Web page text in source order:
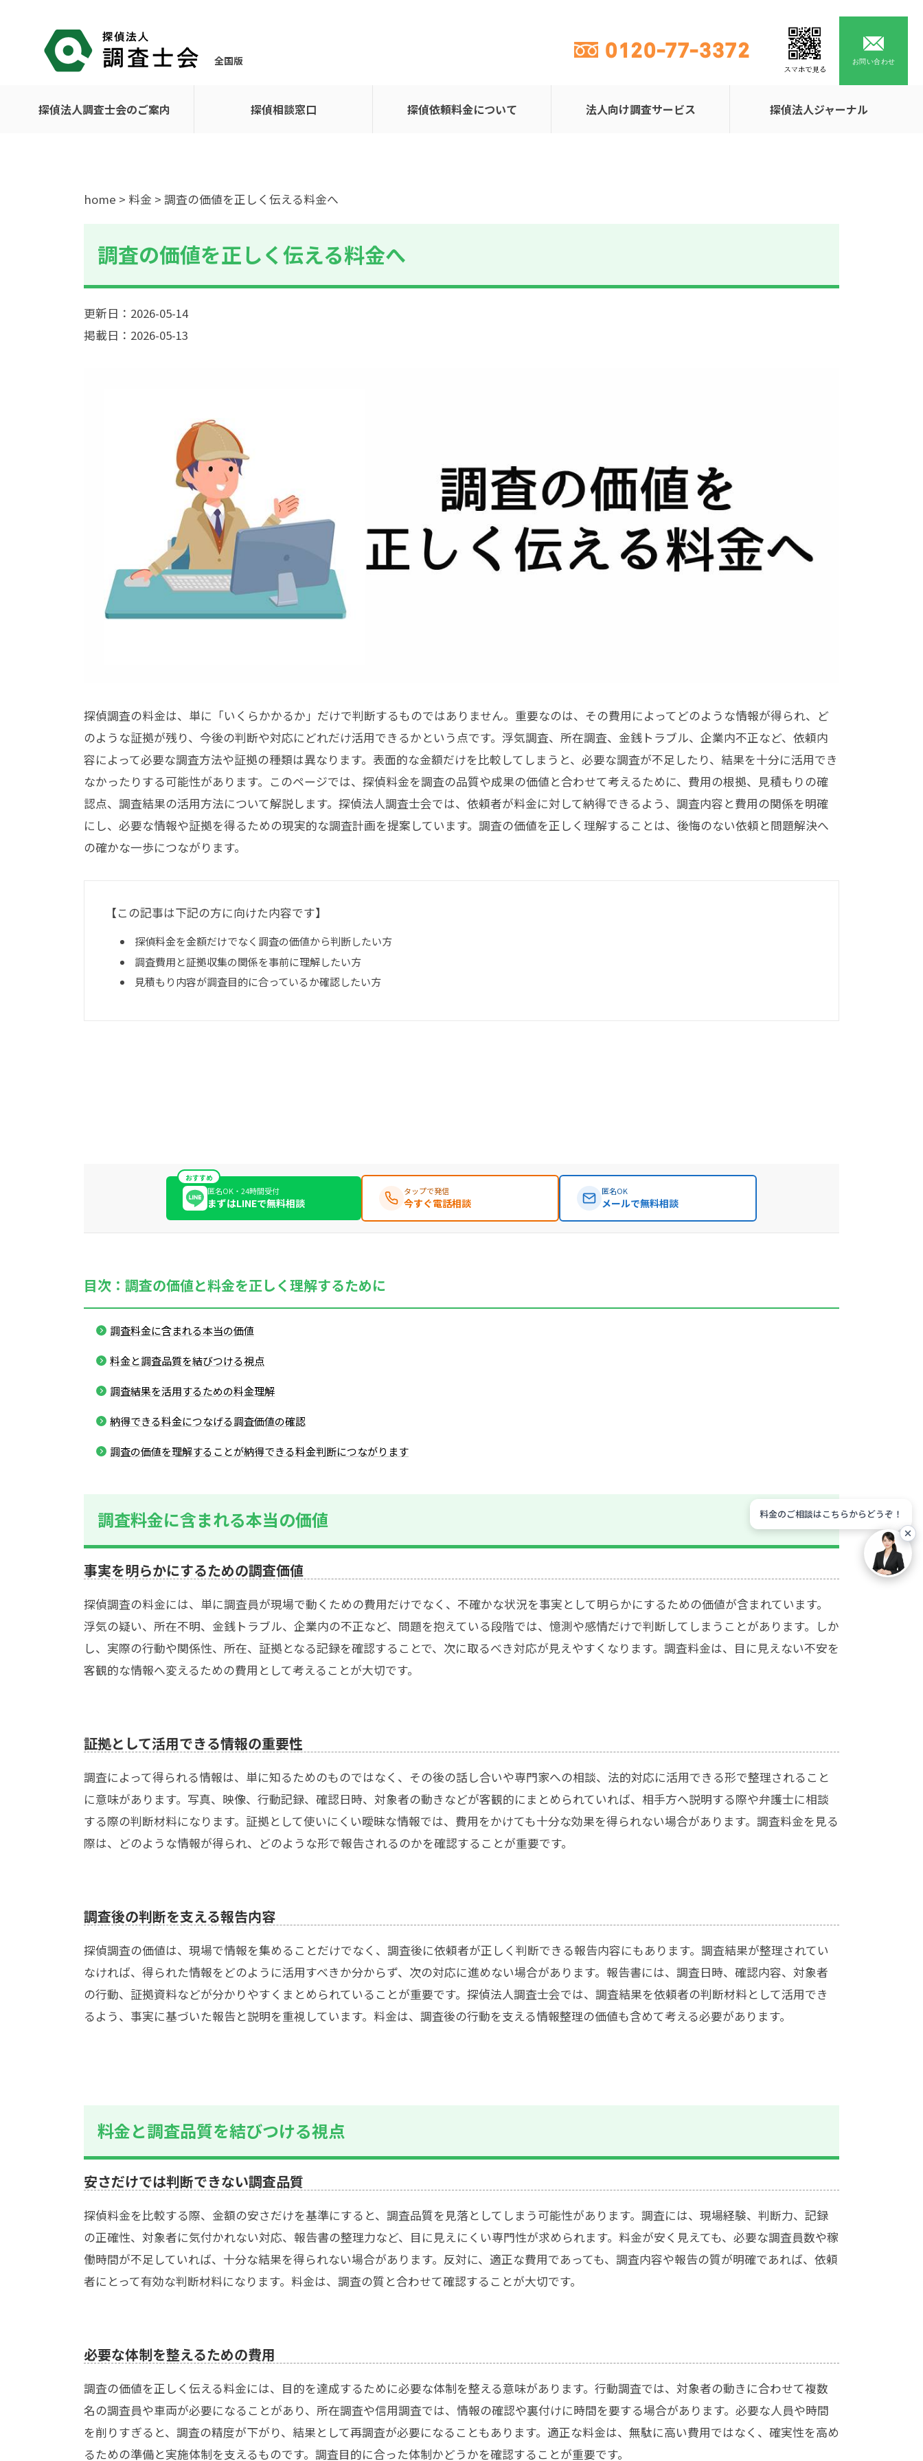
全国版 お問い合わせ
0120-77-3372
探偵法人調査士会のご案内 探偵相談窓口 探偵依頼料金について 法人向け調査サービス 探偵法人ジャーナル
home > 料金 > 調査の価値を正しく伝える料金へ
調査の価値を正しく伝える料金へ
更新日：2026-05-14
掲載日：2026-05-13
探偵調査の料金は、単に「いくらかかるか」だけで判断するものではありません。重要なのは、その費用によってどのような情報が得られ、ど
のような証拠が残り、今後の判断や対応にどれだけ活用できるかという点です。浮気調査、所在調査、金銭トラブル、企業内不正など、依頼内
容によって必要な調査方法や証拠の種類は異なります。表面的な金額だけを比較してしまうと、必要な調査が不足したり、結果を十分に活用でき
なかったりする可能性があります。このページでは、探偵料金を調査の品質や成果の価値と合わせて考えるために、費用の根拠、見積もりの確
認点、調査結果の活用方法について解説します。探偵法人調査士会では、依頼者が料金に対して納得できるよう、調査内容と費用の関係を明確
にし、必要な情報や証拠を得るための現実的な調査計画を提案しています。調査の価値を正しく理解することは、後悔のない依頼と問題解決へ
の確かな一歩につながります。
【この記事は下記の方に向けた内容です】
探偵料金を金額だけでなく調査の価値から判断したい方
調査費用と証拠収集の関係を事前に理解したい方
見積もり内容が調査目的に合っているか確認したい方
おすすめ
匿名OK・24時間受付
まずはLINEで無料相談
タップで発信
今すぐ電話相談
匿名OK
メールで無料相談
目次：調査の価値と料金を正しく理解するために
調査料金に含まれる本当の価値
料金と調査品質を結びつける視点
調査結果を活用するための料金理解
納得できる料金につなげる調査価値の確認
調査の価値を理解することが納得できる料金判断につながります
調査料金に含まれる本当の価値
事実を明らかにするための調査価値
探偵調査の料金には、単に調査員が現場で動くための費用だけでなく、不確かな状況を事実として明らかにするための価値が含まれています。
浮気の疑い、所在不明、金銭トラブル、企業内の不正など、問題を抱えている段階では、憶測や感情だけで判断してしまうことがあります。しか
し、実際の行動や関係性、所在、証拠となる記録を確認することで、次に取るべき対応が見えやすくなります。調査料金は、目に見えない不安を
客観的な情報へ変えるための費用として考えることが大切です。
証拠として活用できる情報の重要性
調査によって得られる情報は、単に知るためのものではなく、その後の話し合いや専門家への相談、法的対応に活用できる形で整理されること
に意味があります。写真、映像、行動記録、確認日時、対象者の動きなどが客観的にまとめられていれば、相手方へ説明する際や弁護士に相談
する際の判断材料になります。証拠として使いにくい曖昧な情報では、費用をかけても十分な効果を得られない場合があります。調査料金を見る
際は、どのような情報が得られ、どのような形で報告されるのかを確認することが重要です。
調査後の判断を支える報告内容
探偵調査の価値は、現場で情報を集めることだけでなく、調査後に依頼者が正しく判断できる報告内容にもあります。調査結果が整理されてい
なければ、得られた情報をどのように活用すべきか分からず、次の対応に進めない場合があります。報告書には、調査日時、確認内容、対象者
の行動、証拠資料などが分かりやすくまとめられていることが重要です。探偵法人調査士会では、調査結果を依頼者の判断材料として活用でき
るよう、事実に基づいた報告と説明を重視しています。料金は、調査後の行動を支える情報整理の価値も含めて考える必要があります。
料金と調査品質を結びつける視点
安さだけでは判断できない調査品質
探偵料金を比較する際、金額の安さだけを基準にすると、調査品質を見落としてしまう可能性があります。調査には、現場経験、判断力、記録
の正確性、対象者に気付かれない対応、報告書の整理力など、目に見えにくい専門性が求められます。料金が安く見えても、必要な調査員数や稼
働時間が不足していれば、十分な結果を得られない場合があります。反対に、適正な費用であっても、調査内容や報告の質が明確であれば、依頼
者にとって有効な判断材料になります。料金は、調査の質と合わせて確認することが大切です。
必要な体制を整えるための費用
調査の価値を正しく伝える料金には、目的を達成するために必要な体制を整える意味があります。行動調査では、対象者の動きに合わせて複数
名の調査員や車両が必要になることがあり、所在調査や信用調査では、情報の確認や裏付けに時間を要する場合があります。必要な人員や時間
を削りすぎると、調査の精度が下がり、結果として再調査が必要になることもあります。適正な料金は、無駄に高い費用ではなく、確実性を高め
るための準備と実施体制を支えるものです。調査目的に合った体制かどうかを確認することが重要です。
料金のご相談はこちらからどうぞ！